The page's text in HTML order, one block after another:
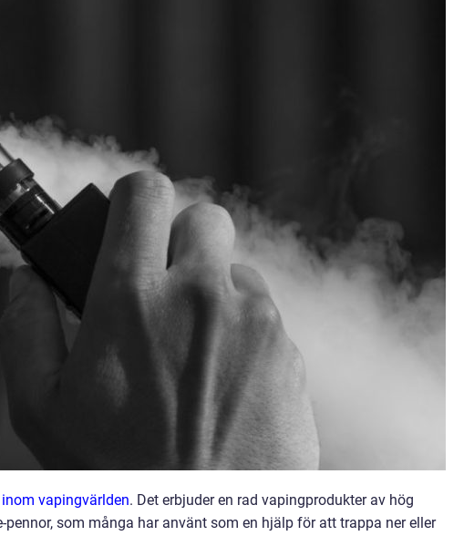
vapingvärlden. Det erbjuder en rad vapingprodukter av hög
pennor, som många har använt som en hjälp för att trappa ner eller